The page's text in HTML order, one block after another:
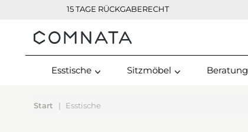
15 TAGE RÜCKGABERECHT
Kontakt
Esstische Sitzmöbel Beratung
Start Esstische